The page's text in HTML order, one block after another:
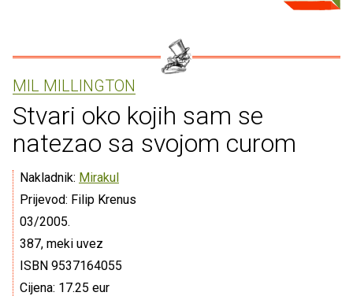
MIL MILLINGTON
Stvari oko kojih sam se
natezao sa svojom curom
Nakladnik: Mirakul
Prijevod: Filip Krenus
03/2005.
387, meki uvez
ISBN 9537164055
Cijena: 17.25 eur